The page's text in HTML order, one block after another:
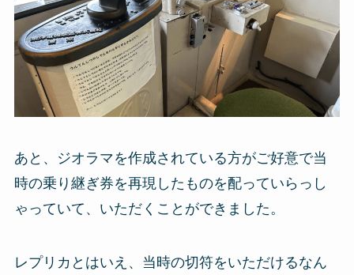
あと、ジオラマを作成されている方がご好意で当
時の乗り継ぎ券を再現したものを配っていらっし
ゃっていて、いただくことができました。
レプリカとはいえ、当時の切符をいただけるなん